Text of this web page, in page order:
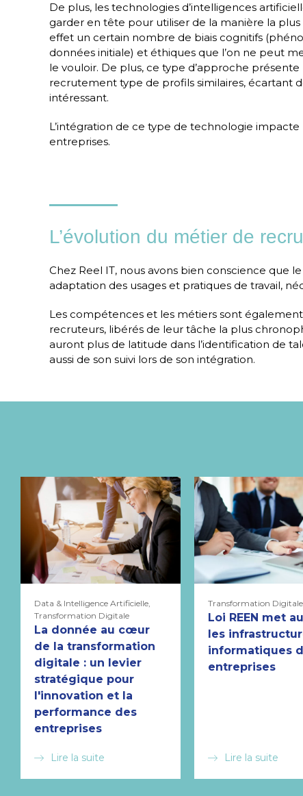
De plus, les technologies d’intelligences
garder en tête pour utiliser de la manière la
effet un certain nombre de biais cognitifs
données initiale) et éthiques que l’on ne peut
le vouloir. De plus, ce type d’approche
recrutement type de profils similaires,
intéressant.
L’intégration de ce type de technologie
entreprises.
L’évolution du métier de
Chez Reel IT, nous avons bien conscience
adaptation des usages et pratiques de travail,
Les compétences et les métiers sont
recruteurs, libérés de leur tâche la plus
auront plus de latitude dans l’identification de
aussi de son suivi lors de son intégration.
Data & Intelligence Artificielle,
Transformation Digitale
La donnée au cœur
de la transformation
digitale : un levier
stratégique pour
l'innovation et la
performance des
entreprises
Lire la suite
Transformation Digitale
Loi REEN met
les
informatiques
entreprises
Lire la suite